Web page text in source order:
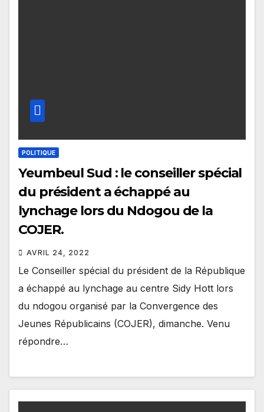
POLITIQUE
Yeumbeul Sud : le conseiller spécial
du président a échappé au
lynchage lors du Ndogou de la
COJER.
AVRIL 24, 2022
Le Conseiller spécial du président de la République
a échappé au lynchage au centre Sidy Hott lors
du ndogou organisé par la Convergence des
Jeunes Républicains (COJER), dimanche. Venu
répondre…